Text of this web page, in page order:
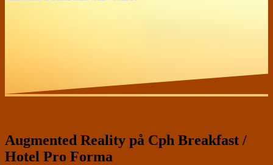
Augmented Reality på Cph Breakfast /
Hotel Pro Forma